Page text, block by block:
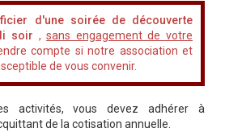
d'une soirée de découverte
soir ,sans engagement de votre
compte si notre association et
de vous convenir.
activités, vous devez adhérer à
de la cotisation annuelle.